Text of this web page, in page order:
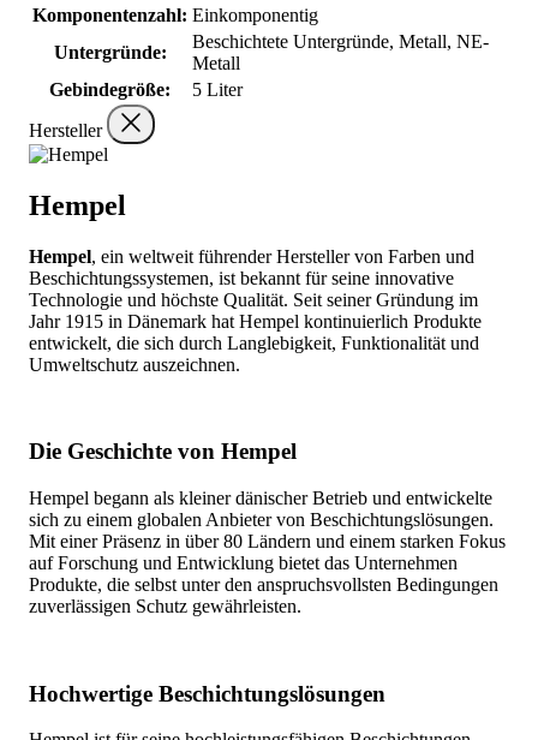
Komponentenzahl: Einkomponentig
Untergründe:
Beschichtete Untergründe, Metall, NE-
Metall
Gebindegröße:
5 Liter
Hersteller
Hempel
Hempel, ein weltweit führender Hersteller von Farben und
Beschichtungssystemen, ist bekannt für seine innovative
Technologie und höchste Qualität. Seit seiner Gründung im
Jahr 1915 in Dänemark hat Hempel kontinuierlich Produkte
entwickelt, die sich durch Langlebigkeit, Funktionalität und
Umweltschutz auszeichnen.
Die Geschichte von Hempel
Hempel begann als kleiner dänischer Betrieb und entwickelte
sich zu einem globalen Anbieter von Beschichtungslösungen.
Mit einer Präsenz in über 80 Ländern und einem starken Fokus
auf Forschung und Entwicklung bietet das Unternehmen
Produkte, die selbst unter den anspruchsvollsten Bedingungen
zuverlässigen Schutz gewährleisten.
Hochwertige Beschichtungslösungen